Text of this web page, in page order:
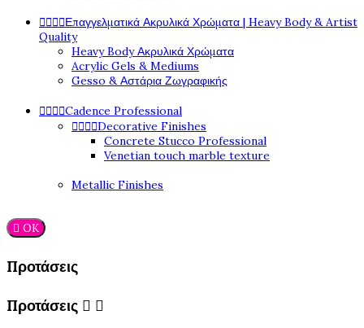
Επαγγελματικά Ακρυλικά Χρώματα | Heavy Body & Artist
Quality
Heavy Body Ακρυλικά Χρώματα
Acrylic Gels & Mediums
Gesso & Αστάρια Ζωγραφικής
Cadence Professional
Decorative Finishes
Concrete Stucco Professional
Venetian touch marble texture
Metallic Finishes
 OK
Προτάσεις
Προτάσεις  